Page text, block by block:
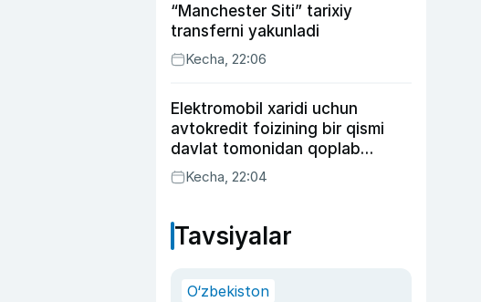
“Manchester Siti” tarixiy
transferni yakunladi
Kecha, 22:06
Elektromobil xaridi uchun
avtokredit foizining bir qismi
davlat tomonidan qoplab
berilishi mumkin
Kecha, 22:04
Tavsiyalar
O‘zbekiston